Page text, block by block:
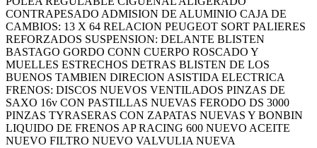
CONTRAPESADO ADMISION DE ALUMINIO CAJA DE
CAMBIOS: 13 X 64 RELACION PEUGEOT SORT PALIERES
REFORZADOS SUSPENSION: DELANTE BLISTEN
BASTAGO GORDO CONN CUERPO ROSCADO Y
MUELLES ESTRECHOS DETRAS BLISTEN DE LOS
BUENOS TAMBIEN DIRECION ASISTIDA ELECTRICA
FRENOS: DISCOS NUEVOS VENTILADOS PINZAS DE
SAXO 16v CON PASTILLAS NUEVAS FERODO DS 3000
PINZAS TYRASERAS CON ZAPATAS NUEVAS Y BONBIN
LIQUIDO DE FRENOS AP RACING 600 NUEVO ACEITE
NUEVO FILTRO NUEVO VALVULIA NUEVA